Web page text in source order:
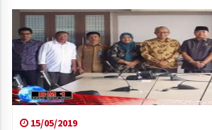
15/05/2019